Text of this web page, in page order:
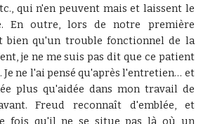
qui n'en peuvent mais et laissent le
En outre, lors de notre première
bien qu'un trouble fonctionnel de la
je ne me suis pas dit que ce patient
ne l'ai pensé qu'après l'entretien… et
plus qu'aidée dans mon travail de
Freud reconnaît d'emblée, et
fois qu'il ne se situe pas là où un